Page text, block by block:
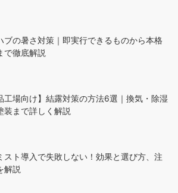
ブの暑さ対策｜即実行できるものから本格
で徹底解説
工場向け】結露対策の方法6選｜換気・除湿
装まで詳しく解説
スト導入で失敗しない！効果と選び方、注
解説